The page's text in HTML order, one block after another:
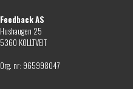
Feedback AS
Hushaugen 25
5360 KOLLTVEIT
Org. nr: 965998047